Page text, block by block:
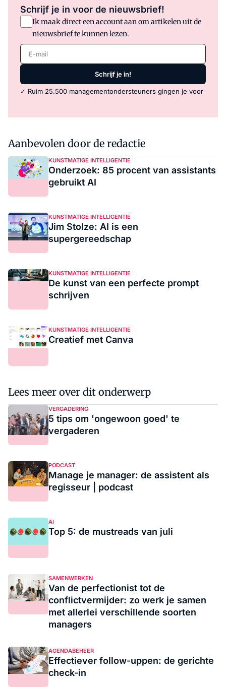
Schrijf je in voor de nieuwsbrief!
Ik maak direct een account aan om artikelen uit de
nieuwsbrief te kunnen lezen.
E-mail
Schrijf je in!
✓ Ruim 25.500 managementondersteuners gingen je voor
Aanbevolen door de redactie
KUNSTMATIGE INTELLIGENTIE
Onderzoek: 85 procent van assistants
gebruikt AI
KUNSTMATIGE INTELLIGENTIE
Jim Stolze: AI is een
supergereedschap
KUNSTMATIGE INTELLIGENTIE
De kunst van een perfecte prompt
schrijven
KUNSTMATIGE INTELLIGENTIE
Creatief met Canva
Lees meer over dit onderwerp
VERGADERING
5 tips om 'ongewoon goed' te
vergaderen
PODCAST
Manage je manager: de assistent als
regisseur | podcast
AI
Top 5: de mustreads van juli
SAMENWERKEN
Van de perfectionist tot de
conflictvermijder: zo werk je samen
met allerlei verschillende soorten
managers
AGENDABEHEER
Effectiever follow-uppen: de gerichte
check-in